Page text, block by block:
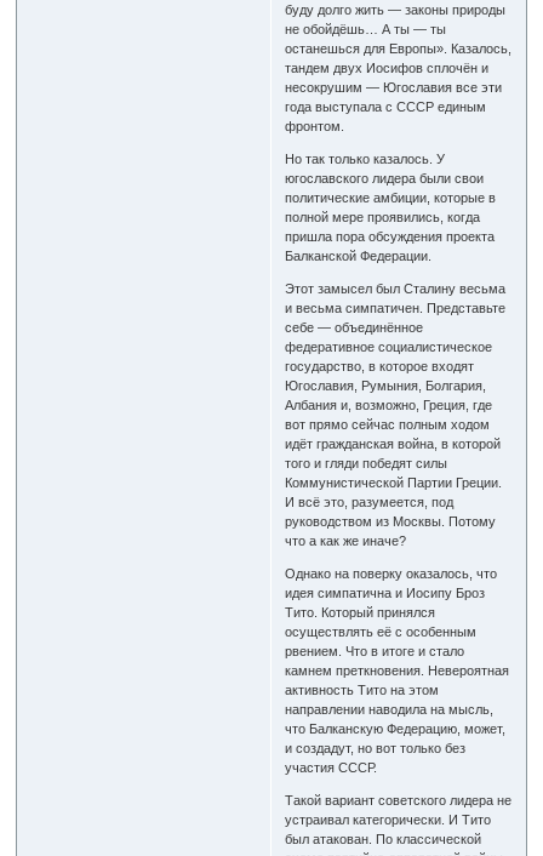
буду долго жить — законы природы
не обойдёшь… А ты — ты
останешься для Европы». Казалось,
тандем двух Иосифов сплочён и
несокрушим — Югославия все эти
года выступала с СССР единым
фронтом.
Но так только казалось. У
югославского лидера были свои
политические амбиции, которые в
полной мере проявились, когда
пришла пора обсуждения проекта
Балканской Федерации.
Этот замысел был Сталину весьма
и весьма симпатичен. Представьте
себе — объединённое
федеративное социалистическое
государство, в которое входят
Югославия, Румыния, Болгария,
Албания и, возможно, Греция, где
вот прямо сейчас полным ходом
идёт гражданская война, в которой
того и гляди победят силы
Коммунистической Партии Греции.
И всё это, разумеется, под
руководством из Москвы. Потому
что а как же иначе?
Однако на поверку оказалось, что
идея симпатична и Иосипу Броз
Тито. Который принялся
осуществлять её с особенным
рвением. Что в итоге и стало
камнем преткновения. Невероятная
активность Тито на этом
направлении наводила на мысль,
что Балканскую Федерацию, может,
и создадут, но вот только без
участия СССР.
Такой вариант советского лидера не
устраивал категорически. И Тито
был атакован. По классической